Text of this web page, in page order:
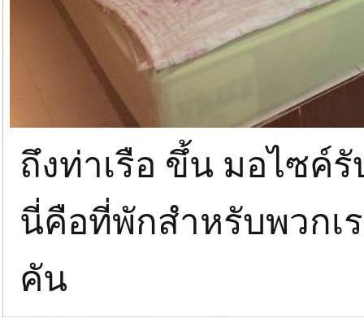
ถึงท่าเรือ ขึ้น มอไซค์
นี่คือที่พักสำหรับพวกเ
คัน